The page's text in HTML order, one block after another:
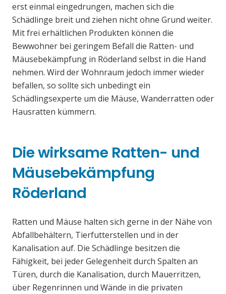
erst einmal eingedrungen, machen sich die
Schädlinge breit und ziehen nicht ohne Grund weiter.
Mit frei erhältlichen Produkten können die
Bewwohner bei geringem Befall die Ratten- und
Mäusebekämpfung in Röderland selbst in die Hand
nehmen. Wird der Wohnraum jedoch immer wieder
befallen, so sollte sich unbedingt ein
Schädlingsexperte um die Mäuse, Wanderratten oder
Hausratten kümmern.
Die wirksame Ratten- und
Mäusebekämpfung
Röderland
Ratten und Mäuse halten sich gerne in der Nähe von
Abfallbehältern, Tierfutterstellen und in der
Kanalisation auf. Die Schädlinge besitzen die
Fähigkeit, bei jeder Gelegenheit durch Spalten an
Türen, durch die Kanalisation, durch Mauerritzen,
über Regenrinnen und Wände in die privaten